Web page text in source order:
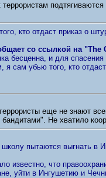
подтягиваются
кто отдаст приказ о
со ссылкой на "The
бесценна, и для
я сам убью того, кто
еще не знают
бандитами". Не хватило
школу пытаются выгнать в
известно, что
уйти в Ингушетию и